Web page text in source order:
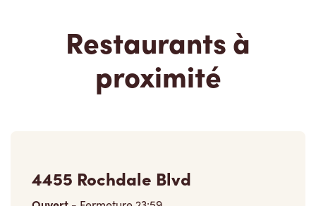
Restaurants à
proximité
4455 Rochdale Blvd